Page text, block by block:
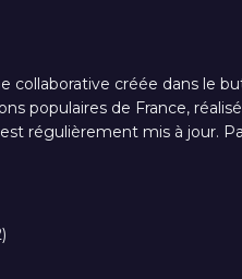
collaborative créée dans le
populaires de France,
régulièrement mis à jour.